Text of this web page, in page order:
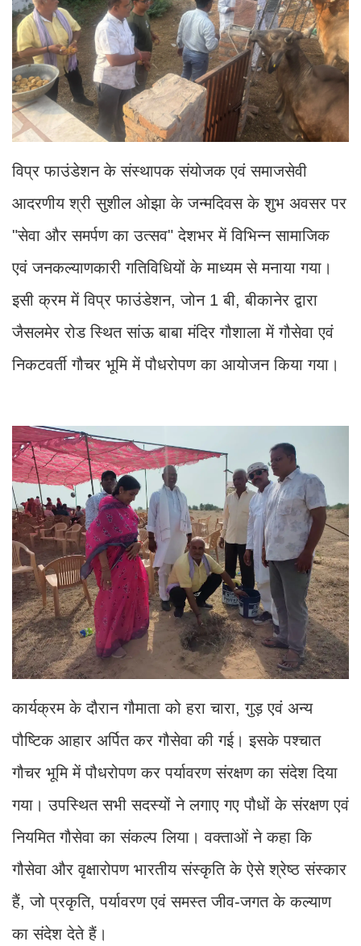
विप्र फाउंडेशन के संस्थापक संयोजक एवं समाजसेवी
आदरणीय श्री सुशील ओझा के जन्मदिवस के शुभ अवसर पर
"सेवा और समर्पण का उत्सव" देशभर में विभिन्न सामाजिक
एवं जनकल्याणकारी गतिविधियों के माध्यम से मनाया गया।
इसी क्रम में विप्र फाउंडेशन, जोन 1 बी, बीकानेर द्वारा
जैसलमेर रोड स्थित सांऊ बाबा मंदिर गौशाला में गौसेवा एवं
निकटवर्ती गौचर भूमि में पौधरोपण का आयोजन किया गया।
कार्यक्रम के दौरान गौमाता को हरा चारा, गुड़ एवं अन्य
पौष्टिक आहार अर्पित कर गौसेवा की गई। इसके पश्चात
गौचर भूमि में पौधरोपण कर पर्यावरण संरक्षण का संदेश दिया
गया। उपस्थित सभी सदस्यों ने लगाए गए पौधों के संरक्षण एवं
नियमित गौसेवा का संकल्प लिया। वक्ताओं ने कहा कि
गौसेवा और वृक्षारोपण भारतीय संस्कृति के ऐसे श्रेष्ठ संस्कार
हैं, जो प्रकृति, पर्यावरण एवं समस्त जीव-जगत के कल्याण
का संदेश देते हैं।